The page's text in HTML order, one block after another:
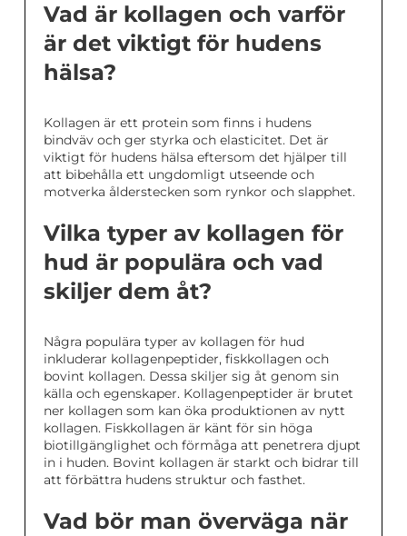
Vad är kollagen och varför
är det viktigt för hudens
hälsa?
Kollagen är ett protein som finns i hudens
bindväv och ger styrka och elasticitet. Det är
viktigt för hudens hälsa eftersom det hjälper till
att bibehålla ett ungdomligt utseende och
motverka ålderstecken som rynkor och slapphet.
Vilka typer av kollagen för
hud är populära och vad
skiljer dem åt?
Några populära typer av kollagen för hud
inkluderar kollagenpeptider, fiskkollagen och
bovint kollagen. Dessa skiljer sig åt genom sin
källa och egenskaper. Kollagenpeptider är brutet
ner kollagen som kan öka produktionen av nytt
kollagen. Fiskkollagen är känt för sin höga
biotillgänglighet och förmåga att penetrera djupt
in i huden. Bovint kollagen är starkt och bidrar till
att förbättra hudens struktur och fasthet.
Vad bör man överväga när